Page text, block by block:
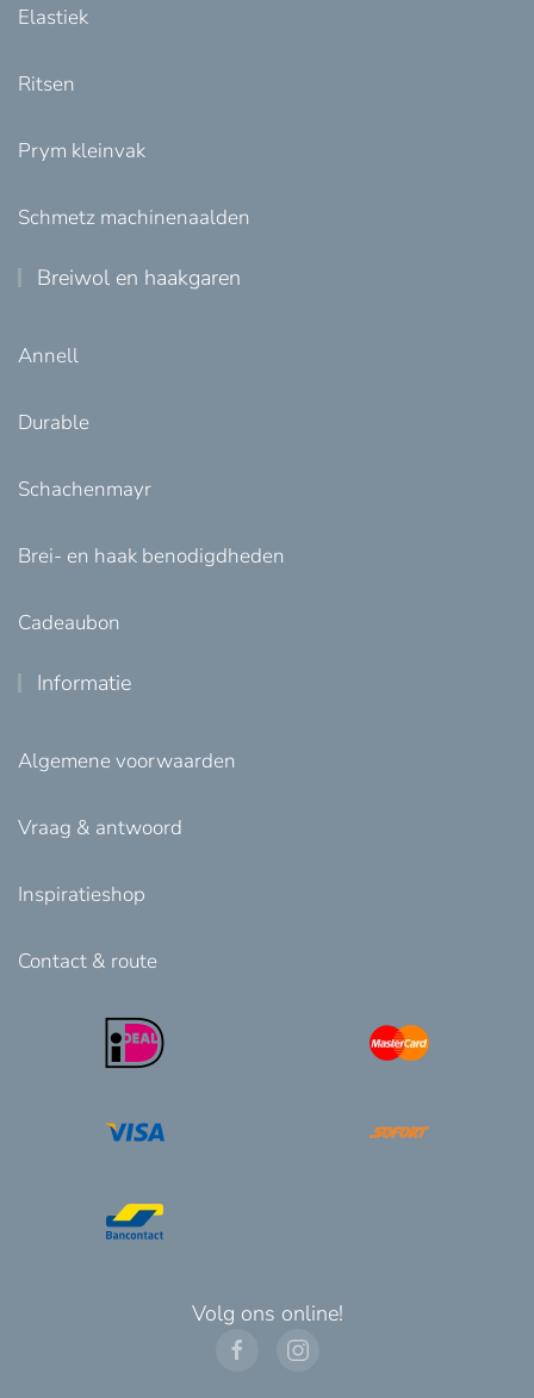
Elastiek
Ritsen
Prym kleinvak
Schmetz machinenaalden
Breiwol en haakgaren
Annell
Durable
Schachenmayr
Brei- en haak benodigdheden
Cadeaubon
Informatie
Algemene voorwaarden
Vraag & antwoord
Inspiratieshop
Contact & route
Volg ons online!